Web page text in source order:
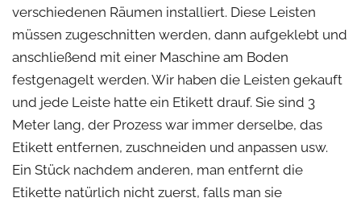
verschiedenen Räumen installiert. Diese Leisten
müssen zugeschnitten werden, dann aufgeklebt und
anschließend mit einer Maschine am Boden
festgenagelt werden. Wir haben die Leisten gekauft
und jede Leiste hatte ein Etikett drauf. Sie sind 3
Meter lang, der Prozess war immer derselbe, das
Etikett entfernen, zuschneiden und anpassen usw.
Ein Stück nachdem anderen, man entfernt die
Etikette natürlich nicht zuerst, falls man sie